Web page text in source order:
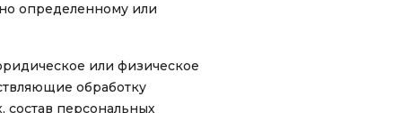
определенному или
или физическое
обработку
персональных